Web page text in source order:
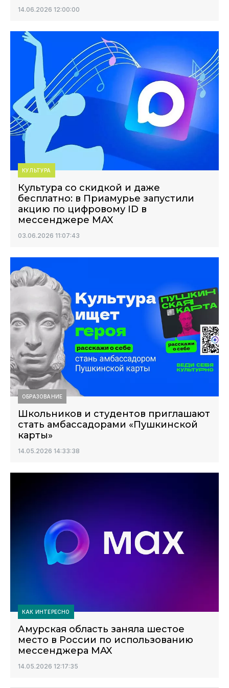
14.06.2026 12:00:00
КУЛЬТУРА
Культура со скидкой и даже
бесплатно: в Приамурье запустили
акцию по цифровому ID в
мессенджере MAX
03.06.2026 11:07:43
ОБРАЗОВАНИЕ
Школьников и студентов приглашают
стать амбассадорами «Пушкинской
карты»
14.05.2026 14:33:38
КАК ИНТЕРЕСНО
Амурская область заняла шестое
место в России по использованию
мессенджера MAX
14.05.2026 12:17:35